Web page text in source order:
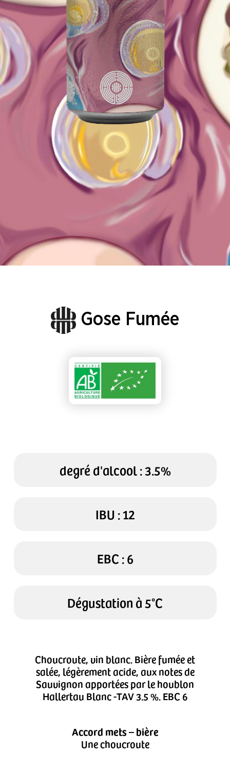
Gose Fumée
degré d'alcool : 3.5%
IBU : 12
EBC : 6
Dégustation à 5°C
Choucroute, vin blanc. Bière fumée et
salée, légèrement acide, aux notes de
Sauvignon apportées par le houblon
Hallertau Blanc -TAV 3.5 %. EBC 6
Accord mets – bière
Une choucroute